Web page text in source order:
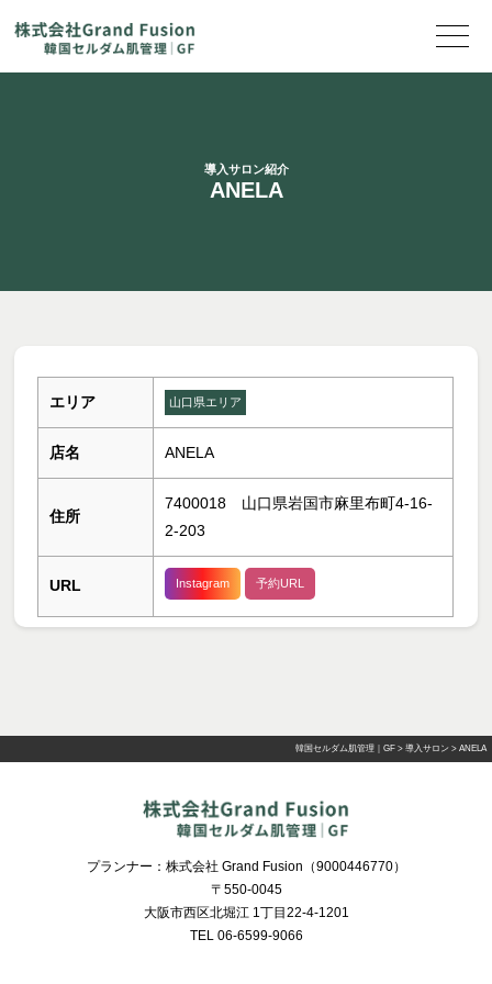
導入サロン紹介
ANELA
エリア 山口県エリア
店名 ANELA
住所
7400018 山口県岩国市麻里布町4-16-
2-203
URL Instagram 予約URL
韓国セルダム肌管理｜GF > 導入サロン > ANELA
プランナー：株式会社 Grand Fusion（9000446770）
〒550-0045
大阪市西区北堀江 1丁目22-4-1201
TEL 06-6599-9066